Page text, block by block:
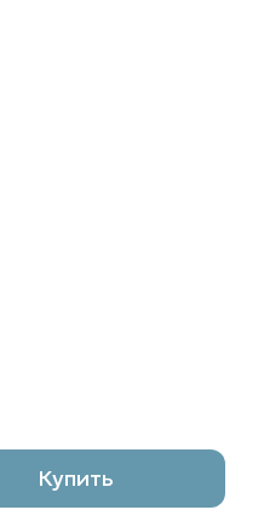
Купить